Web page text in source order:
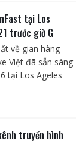
tại Los
trước giờ G
về gian hàng
Việt đã sẵn sàng
tại Los Ageles
truyền hình